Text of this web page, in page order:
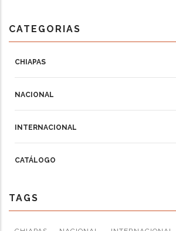
CATEGORIAS
CHIAPAS
NACIONAL
INTERNACIONAL
CATÁLOGO
TAGS